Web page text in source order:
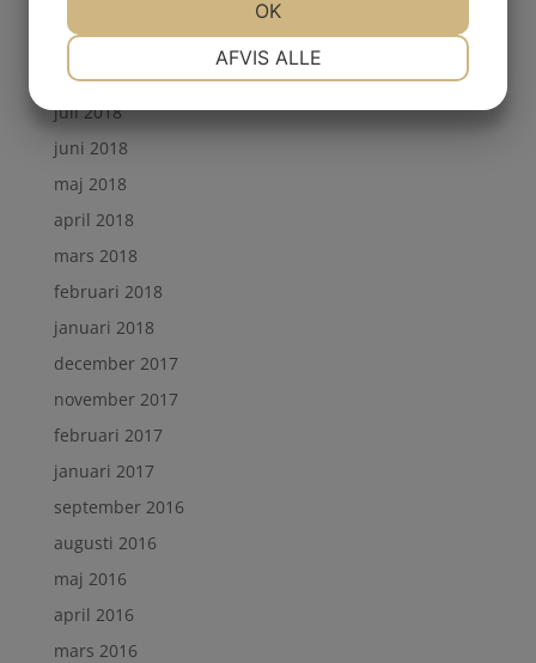
september 2018
augusti 2018
juli 2018
juni 2018
maj 2018
april 2018
mars 2018
februari 2018
januari 2018
december 2017
november 2017
februari 2017
januari 2017
september 2016
augusti 2016
maj 2016
april 2016
mars 2016
AFVIS ALLE
OK